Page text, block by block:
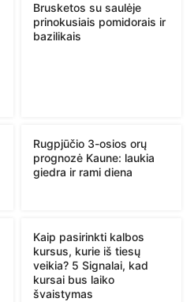
Brusketos su saulėje
prinokusiais pomidorais ir
bazilikais
Rugpjūčio 3-osios orų
prognozė Kaune: laukia
giedra ir rami diena
Kaip pasirinkti kalbos
kursus, kurie iš tiesų
veikia? 5 Signalai, kad
kursai bus laiko
švaistymas